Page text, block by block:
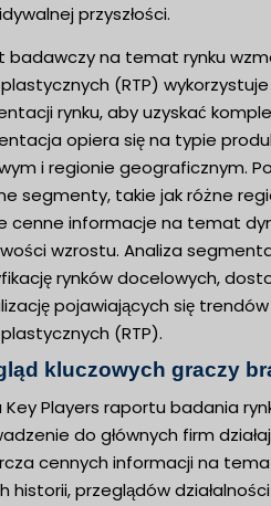
przyszłości.
badawczy na temat rynku
(RTP)
rynku, aby uzyskać
opiera się na typie
i regionie geograficznym.
segmenty, takie jak różne
cenne informacje na temat
wzrostu. Analiza
rynków docelowych,
pojawiających się
(RTP).
kluczowych graczy
Key Players raportu badania
do głównych firm
cennych informacji na
historii, przeglądów